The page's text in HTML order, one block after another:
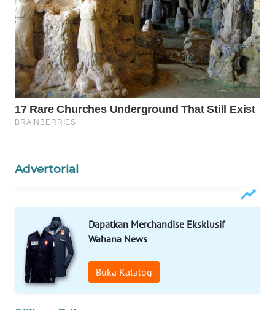
Advertorial
Dapatkan Merchandise Eksklusif
Wahana News
Buka Katalog
MASYARAKAT
KELISTRIKAN
WALINKI
ID
ID
WATCH
MKLI
LPKKI